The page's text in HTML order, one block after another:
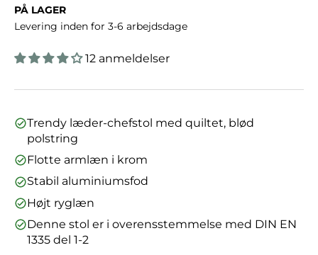
PÅ LAGER
Levering inden for 3-6 arbejdsdage
12 anmeldelser
Trendy læder-chefstol med quiltet, blød
polstring
Flotte armlæn i krom
Stabil aluminiumsfod
Højt ryglæn
Denne stol er i overensstemmelse med DIN EN
1335 del 1-2